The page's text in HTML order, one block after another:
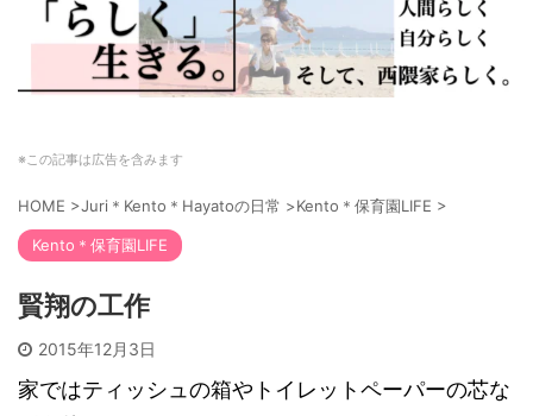
※この記事は広告を含みます
HOME >Juri＊Kento＊Hayatoの日常 >Kento＊保育園LIFE >
Kento＊保育園LIFE
賢翔の工作
2015年12月3日
家ではティッシュの箱やトイレットペーパーの芯な